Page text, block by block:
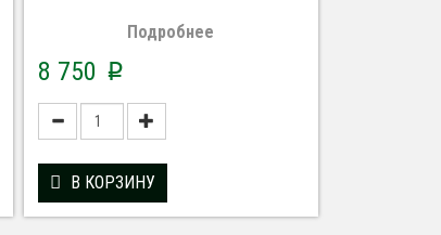
Подробнее
8 750 p
В КОРЗИНУ